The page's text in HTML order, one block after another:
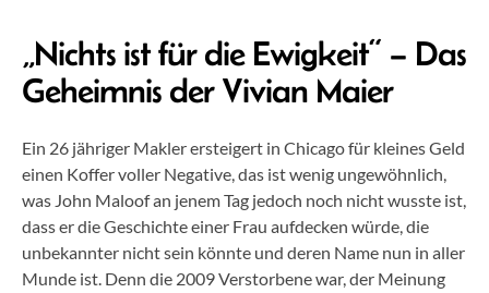
ÜBER UNS
„Nichts ist für die Ewigkeit“ – Das
Geheimnis der Vivian Maier
Ein 26 jähriger Makler ersteigert in Chicago für kleines Geld
einen Koffer voller Negative, das ist wenig ungewöhnlich,
was John Maloof an jenem Tag jedoch noch nicht wusste ist,
dass er die Geschichte einer Frau aufdecken würde, die
unbekannter nicht sein könnte und deren Name nun in aller
Munde ist. Denn die 2009 Verstorbene war, der Meinung